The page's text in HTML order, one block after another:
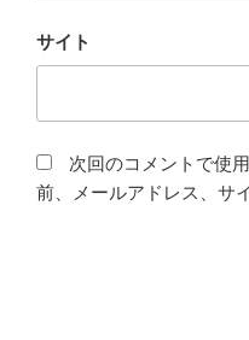
サイト
次回のコメントで使
前、メールアドレス、サ